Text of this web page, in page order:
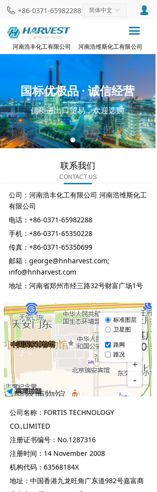
끀
网站首页
关于我们
线上商城
新闻动态
+86-0371-65982288 ꀅ
简体中文
河南浩丰化工有限公司 河南浩维斯化工有限公司
国标优极品 · 诚信经营
优质进出口贸易，欢迎选购
넙
联系我们
CONTACT US
公司： 河南浩丰化工有限公司 河南浩维斯化工
有限公司
电话： +86-0371-65982288
手机： +86-0371-65350228
传真： +86-0371-65350699
邮箱： george@hnharvest.com;
info@hnharvest.com
地址： 河南省郑州市经三路32号财富广场1号
楼24层
公司名称：FORTIS TECHNOLOGY
CO.,LIMITED
注册证书编号：No.1287316
注册时间：14 November 2008
机构代码：63568184X
地址：中国香港九龙旺角广东道982号嘉富商